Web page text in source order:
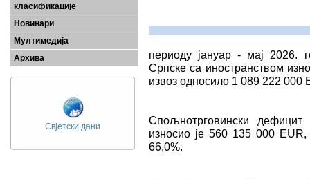
класификације
Новинари
Мултимедија
Архива
Свјетски дани
периоду јануар - мај 2026.
Српске са иностранством
извоз односило 1 089 222
Спољнотрговински
износио је 560 135 000 ЕUR,
66,0%.